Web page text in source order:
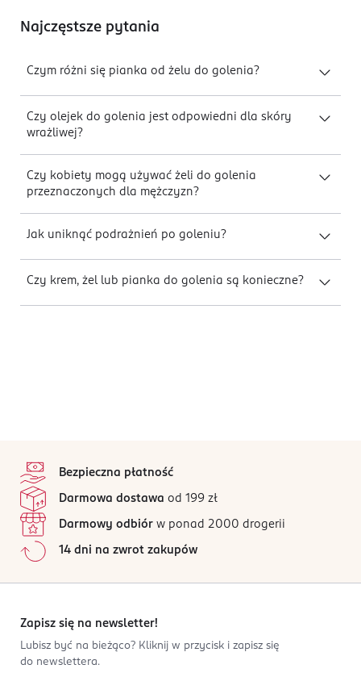
Najczęstsze pytania
Czym różni się pianka od żelu do golenia?
Czy olejek do golenia jest odpowiedni dla skóry
wrażliwej?
Czy kobiety mogą używać żeli do golenia
przeznaczonych dla mężczyzn?
Jak uniknąć podrażnień po goleniu?
Czy krem, żel lub pianka do golenia są konieczne?
Bezpieczna płatność
Darmowa dostawa od 199 zł
Darmowy odbiór w ponad 2000 drogerii
14 dni na zwrot zakupów
Zapisz się na newsletter!
Lubisz być na bieżąco? Kliknij w przycisk i zapisz się
do newslettera.